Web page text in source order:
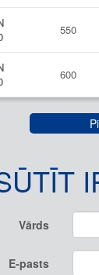
550
600
Vārds
E-pasts